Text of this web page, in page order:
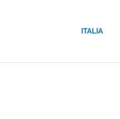
ITALIA